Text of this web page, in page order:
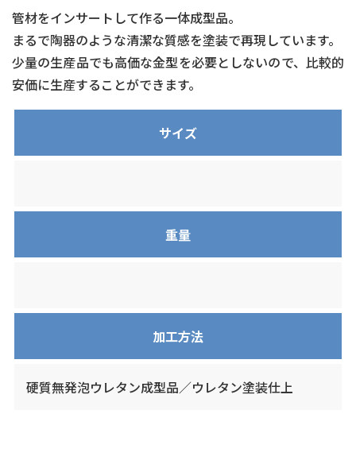
管材をインサートして作る一体成型品。
まるで陶器のような清潔な質感を塗装で再現しています。
少量の生産品でも高価な金型を必要としないので、比較的
安価に生産することができます。
サイズ
重量
加工方法
硬質無発泡ウレタン成型品／ウレタン塗装仕上